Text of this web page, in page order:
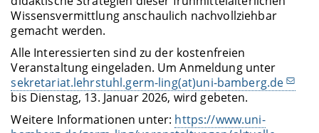
Wissensvermittlung anschaulich nachvollziehbar
gemacht werden.
Alle Interessierten sind zu der kostenfreien
Veranstaltung eingeladen. Um Anmeldung unter
sekretariat.lehrstuhl.germ-ling(at)uni-bamberg.de
bis Dienstag, 13. Januar 2026, wird gebeten.
Weitere Informationen unter: https://www.uni-